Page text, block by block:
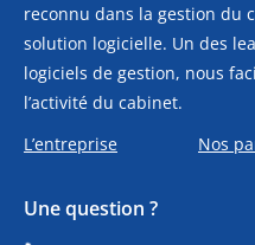
reconnu dans la gestion du
solution logicielle. Un des
logiciels de gestion, nous
l’activité du cabinet.
L’entreprise
Nos
Une question ?